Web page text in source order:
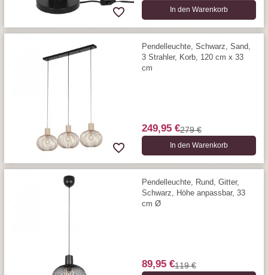
In den Warenkorb
Pendelleuchte, Schwarz, Sand,
3 Strahler, Korb, 120 cm x 33
cm
249,95 €279 €
In den Warenkorb
Pendelleuchte, Rund, Gitter,
Schwarz, Höhe anpassbar, 33
cm Ø
89,95 €119 €